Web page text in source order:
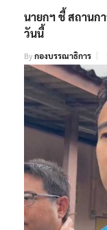
นายกฯ ชี้ สถานก
วันนี้
Byกองบรรณาธิการ